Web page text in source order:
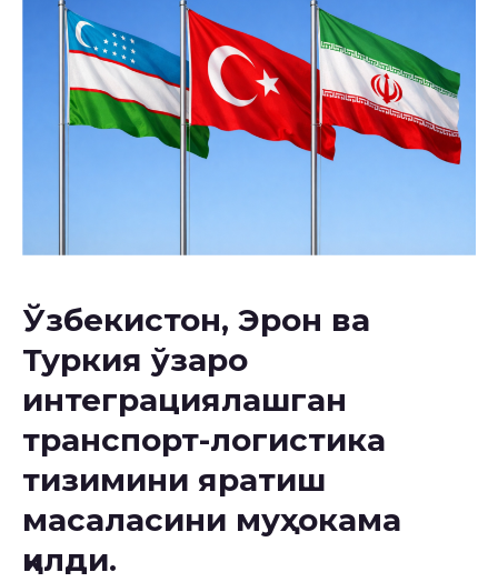
Ўзбекистон, Эрон ва
Туркия ўзаро
интеграциялашган
транспорт-логистика
тизимини яратиш
масалаcини муҳокама
қилди.